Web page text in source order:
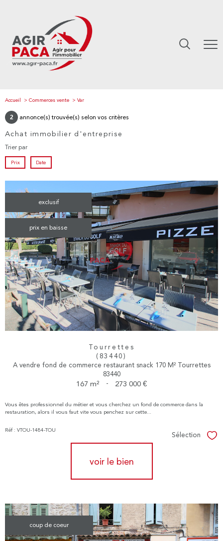
Accueil Commerces vente Var
2 annonce(s) trouvée(s) selon vos critères
Achat immobilier d'entreprise
Trier par
Prix Date
exclusif
prix en baisse
Tourrettes
(83440)
A vendre fond de commerce restaurant snack 170 M² Tourrettes
83440
167 m² - 273 000 €
Vous êtes professionnel du métier et vous cherchez un fond de commerce dans la
restauration, alors il vous faut vite vous penchez sur cette...
Réf : VTOU-1484-TOU
Sélection
voir le bien
coup de coeur